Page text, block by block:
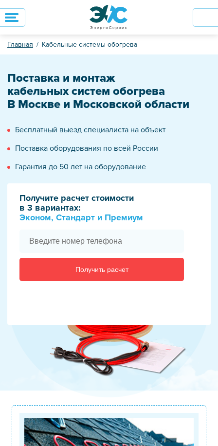
Главная Кабельные системы обогрева
Поставка и монтаж
кабельных систем обогрева
В Москве и Московской области
Бесплатный выезд специалиста на объект
Поставка оборудования по всей России
Гарантия до 50 лет на оборудование
Получите расчет стоимости
в 3 вариантах:
Эконом, Стандарт и Премиум
Получить расчет